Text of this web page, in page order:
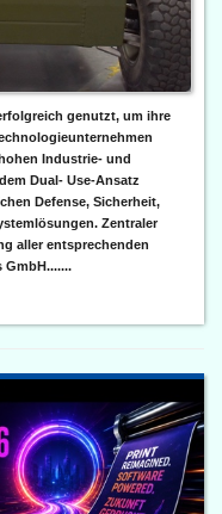
genutzt, um ihre
Industrie- und
Dual- Use-Ansatz
Defense, Sicherheit,
Zentraler
aller entsprechenden
GmbH.......